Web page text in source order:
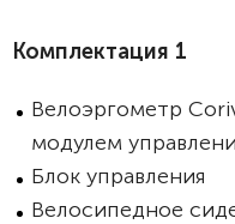
Комплектация 1
Велоэргометр
модулем
Блок управления
Велосипедное